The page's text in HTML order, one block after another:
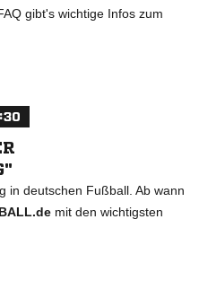
gibt's wichtige Infos zum
in deutschen Fußball. Ab wann
mit den wichtigsten